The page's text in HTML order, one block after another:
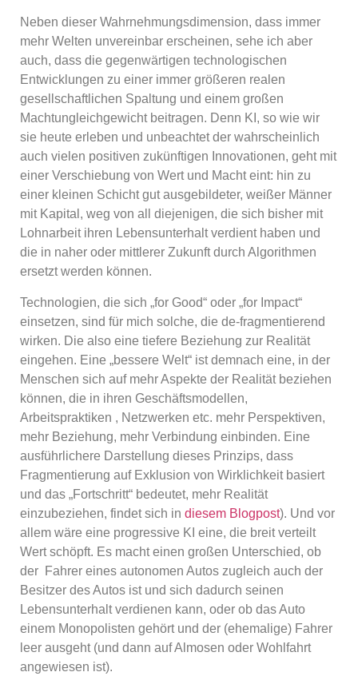
Neben dieser Wahrnehmungsdimension, dass immer
mehr Welten unvereinbar erscheinen, sehe ich aber
auch, dass die gegenwärtigen technologischen
Entwicklungen zu einer immer größeren realen
gesellschaftlichen Spaltung und einem großen
Machtungleichgewicht beitragen. Denn KI, so wie wir
sie heute erleben und unbeachtet der wahrscheinlich
auch vielen positiven zukünftigen Innovationen, geht mit
einer Verschiebung von Wert und Macht eint: hin zu
einer kleinen Schicht gut ausgebildeter, weißer Männer
mit Kapital, weg von all diejenigen, die sich bisher mit
Lohnarbeit ihren Lebensunterhalt verdient haben und
die in naher oder mittlerer Zukunft durch Algorithmen
ersetzt werden können.
Technologien, die sich „for Good“ oder „for Impact“
einsetzen, sind für mich solche, die de-fragmentierend
wirken. Die also eine tiefere Beziehung zur Realität
eingehen. Eine „bessere Welt“ ist demnach eine, in der
Menschen sich auf mehr Aspekte der Realität beziehen
können, die in ihren Geschäftsmodellen,
Arbeitspraktiken , Netzwerken etc. mehr Perspektiven,
mehr Beziehung, mehr Verbindung einbinden. Eine
ausführlichere Darstellung dieses Prinzips, dass
Fragmentierung auf Exklusion von Wirklichkeit basiert
und das „Fortschritt“ bedeutet, mehr Realität
einzubeziehen, findet sich in diesem Blogpost). Und vor
allem wäre eine progressive KI eine, die breit verteilt
Wert schöpft. Es macht einen großen Unterschied, ob
der Fahrer eines autonomen Autos zugleich auch der
Besitzer des Autos ist und sich dadurch seinen
Lebensunterhalt verdienen kann, oder ob das Auto
einem Monopolisten gehört und der (ehemalige) Fahrer
leer ausgeht (und dann auf Almosen oder Wohlfahrt
angewiesen ist).